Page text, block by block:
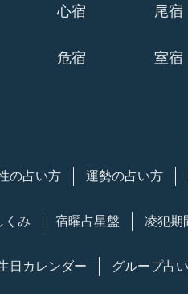
心宿 尾宿
危宿 室宿
の占い方 運勢の占い方
くみ 宿曜占星盤 凌犯期
日 カレンダー グループ占い